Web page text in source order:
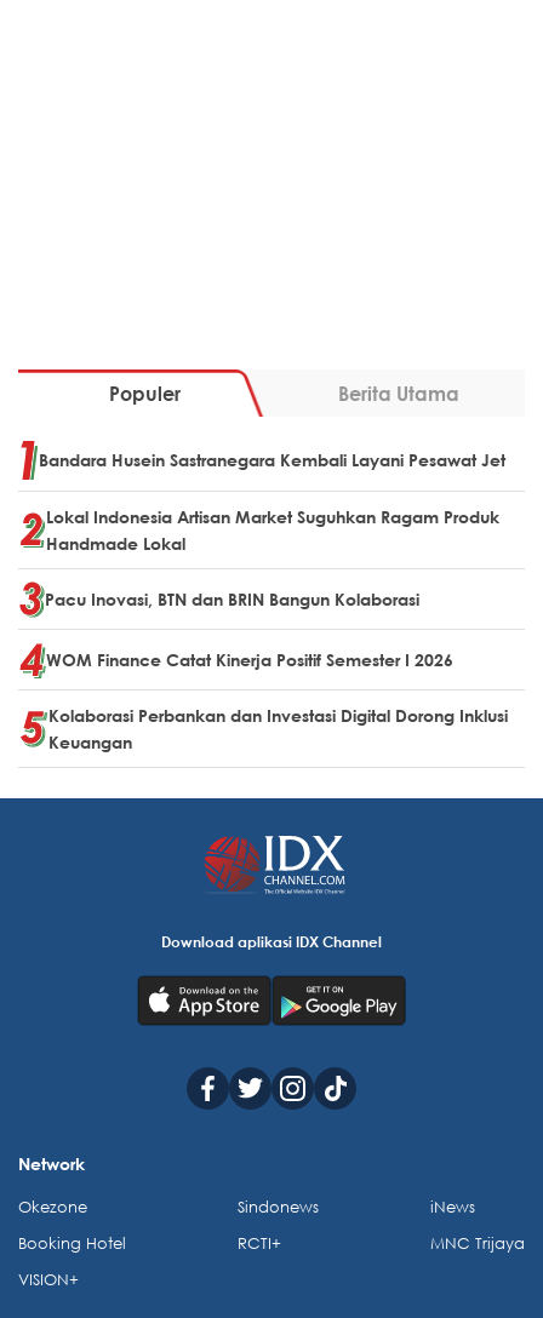
Populer Berita Utama
Bandara Husein Sastranegara Kembali Layani Pesawat Jet
Lokal Indonesia Artisan Market Suguhkan Ragam Produk
Handmade Lokal
Pacu Inovasi, BTN dan BRIN Bangun Kolaborasi
WOM Finance Catat Kinerja Positif Semester I 2026
Kolaborasi Perbankan dan Investasi Digital Dorong Inklusi
Keuangan
Download aplikasi IDX Channel
Network
Okezone
Booking Hotel
VISION+
Sindonews
RCTI+
iNews
MNC Trijaya